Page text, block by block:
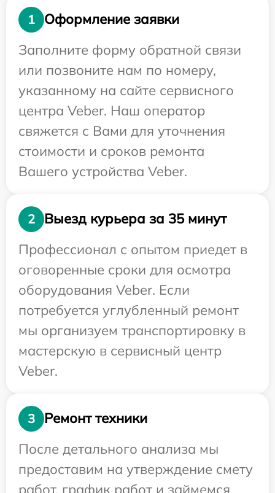
1
Оформление заявки
Заполните форму обратной связи
или позвоните нам по номеру,
указанному на сайте сервисного
центра Veber. Наш оператор
свяжется с Вами для уточнения
стоимости и сроков ремонта
Вашего устройства Veber.
2
Выезд курьера за 35 минут
Профессионал с опытом приедет в
оговоренные сроки для осмотра
оборудования Veber. Если
потребуется углубленный ремонт
мы организуем транспортировку в
мастерскую в сервисный центр
Veber.
3
Ремонт техники
После детального анализа мы
предоставим на утверждение смету
работ, график работ и займемся